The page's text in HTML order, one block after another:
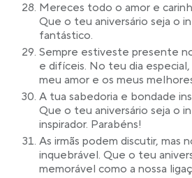
Mereces todo o amor e
Que o teu aniversário seja o
fantástico.
Sempre estiveste presente
e difíceis. No teu dia
meu amor e os meus
A tua sabedoria e bondade
Que o teu aniversário seja o
inspirador. Parabéns!
As irmãs podem discutir, mas
inquebrável. Que o teu
memorável como a nossa